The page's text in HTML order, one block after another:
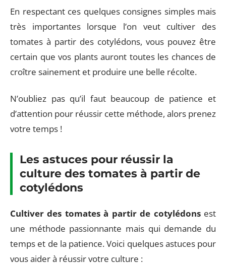
En respectant ces quelques consignes simples mais
très importantes lorsque l’on veut cultiver des
tomates à partir des cotylédons, vous pouvez être
certain que vos plants auront toutes les chances de
croître sainement et produire une belle récolte.
N’oubliez pas qu’il faut beaucoup de patience et
d’attention pour réussir cette méthode, alors prenez
votre temps !
Les astuces pour réussir la
culture des tomates à partir de
cotylédons
Cultiver des tomates à partir de cotylédonsest
une méthode passionnante mais qui demande du
temps et de la patience. Voici quelques astuces pour
vous aider à réussir votre culture :